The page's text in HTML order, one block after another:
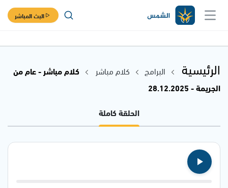
البث المباشر
الرئيسية البرامج كلام مباشر
كلام مباشر - عام من
الجريمة - 28.12.2025
الحلقة كاملة